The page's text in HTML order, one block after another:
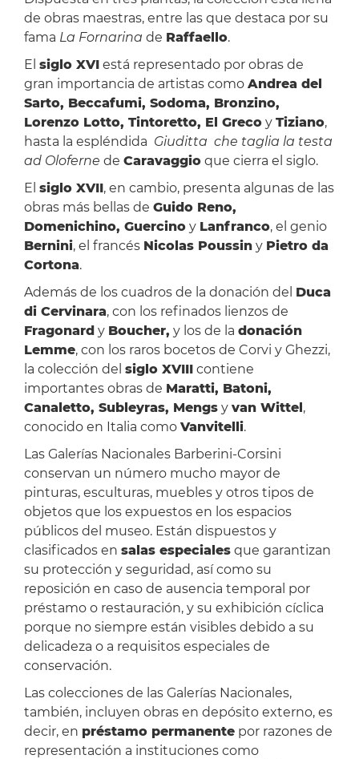
de obras maestras, entre las que destaca por su
fama La Fornarina de Raffaello.
El siglo XVIestá representado por obras de
gran importancia de artistas como Andrea del
Sarto, Beccafumi, Sodoma, Bronzino,
Lorenzo Lotto, Tintoretto, El Grecoy Tiziano,
hasta la espléndida Giuditta che taglia la testa
ad Oloferne de Caravaggioque cierra el siglo.
El siglo XVII, en cambio, presenta algunas de las
obras más bellas de Guido Reno,
Domenichino, Guercinoy Lanfranco, el genio
Bernini, el francés Nicolas Poussiny Pietro da
Cortona.
Además de los cuadros de la donación del Duca
di Cervinara, con los refinados lienzos de
Fragonardy Boucher, y los de la donación
Lemme, con los raros bocetos de Corvi y Ghezzi,
la colección del siglo XVIIIcontiene
importantes obras de Maratti, Batoni,
Canaletto, Subleyras, Mengsy van Wittel,
conocido en Italia como Vanvitelli.
Las Galerías Nacionales Barberini-Corsini
conservan un número mucho mayor de
pinturas, esculturas, muebles y otros tipos de
objetos que los expuestos en los espacios
públicos del museo. Están dispuestos y
clasificados en salas especialesque garantizan
su protección y seguridad, así como su
reposición en caso de ausencia temporal por
préstamo o restauración, y su exhibición cíclica
porque no siempre están visibles debido a su
delicadeza o a requisitos especiales de
conservación.
Las colecciones de las Galerías Nacionales,
también, incluyen obras en depósito externo, es
decir, en préstamo permanentepor razones de
representación a instituciones como